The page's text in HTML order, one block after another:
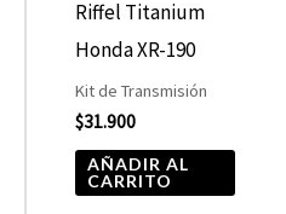
Riffel Titanium
Honda XR-190
Kit de Transmisión
$31.900
AÑADIR AL
CARRITO